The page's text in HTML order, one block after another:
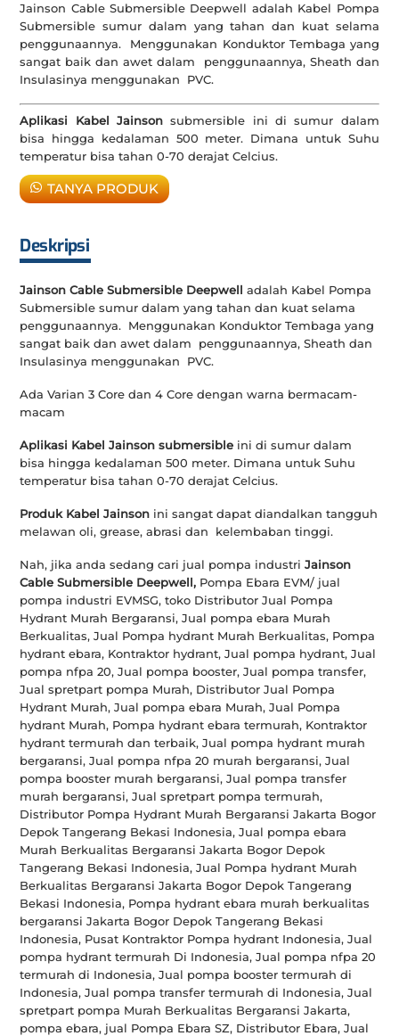
Jainson Cable Submersible Deepwell adalah Kabel Pompa
Submersible sumur dalam yang tahan dan kuat selama
penggunaannya. Menggunakan Konduktor Tembaga yang
sangat baik dan awet dalam penggunaannya, Sheath dan
Insulasinya menggunakan PVC.
Aplikasi Kabel Jainson submersible ini di sumur dalam
bisa hingga kedalaman 500 meter. Dimana untuk Suhu
temperatur bisa tahan 0-70 derajat Celcius.
TANYA PRODUK
Deskripsi
Jainson Cable Submersible Deepwell adalah Kabel Pompa
Submersible sumur dalam yang tahan dan kuat selama
penggunaannya. Menggunakan Konduktor Tembaga yang
sangat baik dan awet dalam penggunaannya, Sheath dan
Insulasinya menggunakan PVC.
Ada Varian 3 Core dan 4 Core dengan warna bermacam-
macam
Aplikasi Kabel Jainson submersible ini di sumur dalam
bisa hingga kedalaman 500 meter. Dimana untuk Suhu
temperatur bisa tahan 0-70 derajat Celcius.
Produk Kabel Jainson ini sangat dapat diandalkan tangguh
melawan oli, grease, abrasi dan kelembaban tinggi.
Nah, jika anda sedang cari jual pompa industriJainson
Cable Submersible Deepwell, Pompa Ebara EVM/ jual
pompa industri EVMSG, toko Distributor Jual Pompa
Hydrant Murah Bergaransi, Jual pompa ebara Murah
Berkualitas, Jual Pompa hydrant Murah Berkualitas, Pompa
hydrant ebara, Kontraktor hydrant, Jual pompa hydrant, Jual
pompa nfpa 20, Jual pompa booster, Jual pompa transfer,
Jual spretpart pompa Murah, Distributor Jual Pompa
Hydrant Murah, Jual pompa ebara Murah, Jual Pompa
hydrant Murah, Pompa hydrant ebara termurah, Kontraktor
hydrant termurah dan terbaik, Jual pompa hydrant murah
bergaransi, Jual pompa nfpa 20 murah bergaransi, Jual
pompa booster murah bergaransi, Jual pompa transfer
murah bergaransi, Jual spretpart pompa termurah,
Distributor Pompa Hydrant Murah Bergaransi Jakarta Bogor
Depok Tangerang Bekasi Indonesia, Jual pompa ebara
Murah Berkualitas Bergaransi Jakarta Bogor Depok
Tangerang Bekasi Indonesia, Jual Pompa hydrant Murah
Berkualitas Bergaransi Jakarta Bogor Depok Tangerang
Bekasi Indonesia, Pompa hydrant ebara murah berkualitas
bergaransi Jakarta Bogor Depok Tangerang Bekasi
Indonesia, Pusat Kontraktor Pompa hydrant Indonesia, Jual
pompa hydrant termurah Di Indonesia, Jual pompa nfpa 20
termurah di Indonesia, Jual pompa booster termurah di
Indonesia, Jual pompa transfer termurah di Indonesia, Jual
spretpart pompa Murah Berkualitas Bergaransi Jakarta,
pompa ebara, jual Pompa Ebara SZ, Distributor Ebara, Jual